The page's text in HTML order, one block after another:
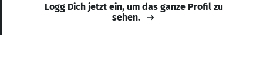
Logg Dich jetzt ein, um das ganze Profil zu
sehen.